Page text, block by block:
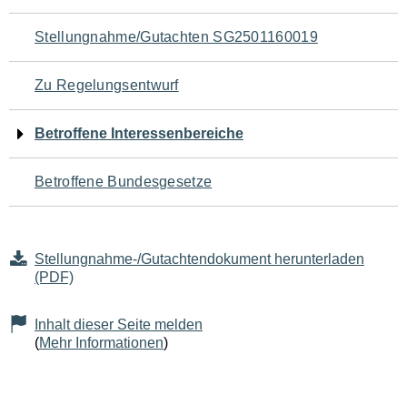
Navigation
für
den
Seiteninhalt
Stellungnahme/Gutachten SG2501160019
Zu Regelungsentwurf
Betroffene Interessenbereiche
Betroffene Bundesgesetze
Stellungnahme-/Gutachtendokument herunterladen
(PDF)
Inhalt dieser Seite melden
(Mehr Informationen)